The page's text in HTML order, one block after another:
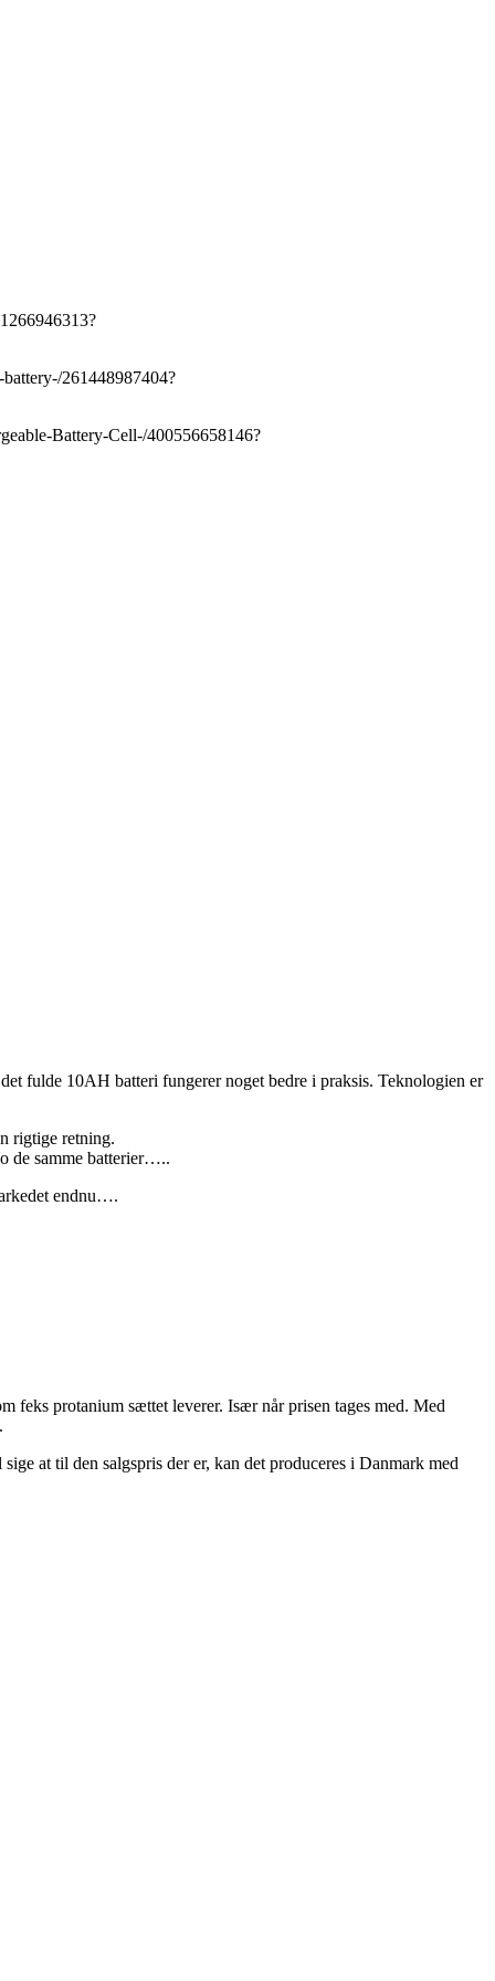
261448987404?
Battery-Cell-/400556658146?
fulde 10AH batteri fungerer noget bedre i praksis. Teknologien er
rigtige retning.
de samme batterier…..
endnu….
feks protanium sættet leverer. Især når prisen tages med. Med
at til den salgspris der er, kan det produceres i Danmark med